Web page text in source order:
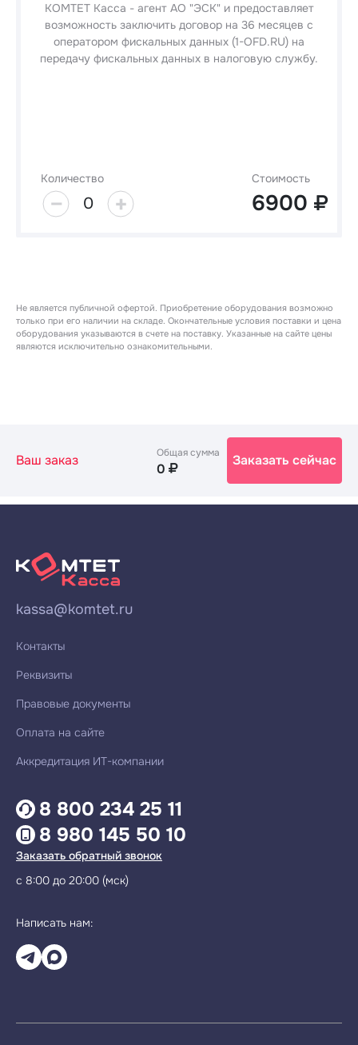
КОМТЕТ Касса - агент АО "ЭСК" и предоставляет
возможность заключить договор на 36 месяцев с
оператором фискальных данных (1-OFD.RU) на
передачу фискальных данных в налоговую службу.
Количество
0
Стоимость
6900
Не является публичной офертой. Приобретение оборудования возможно
только при его наличии на складе. Окончательные условия поставки и цена
оборудования указываются в счете на поставку. Указанные на сайте цены
являются исключительно ознакомительными.
Ваш заказ Общая сумма
0
Заказать сейчас
kassa@komtet.ru
Контакты
Реквизиты
Правовые документы
Оплата на сайте
Аккредитация ИТ-компании
8 800 234 25 11
8 980 145 50 10
Заказать обратный звонок
с 8:00 до 20:00 (мск)
Написать нам: